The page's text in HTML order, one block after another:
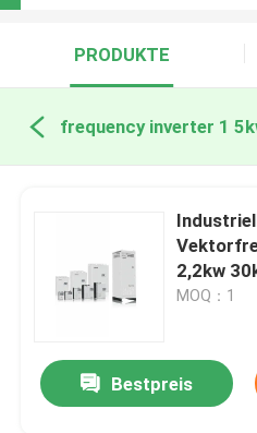
PRODUKTE
2,2kw
MOQ：1
Bestpreis